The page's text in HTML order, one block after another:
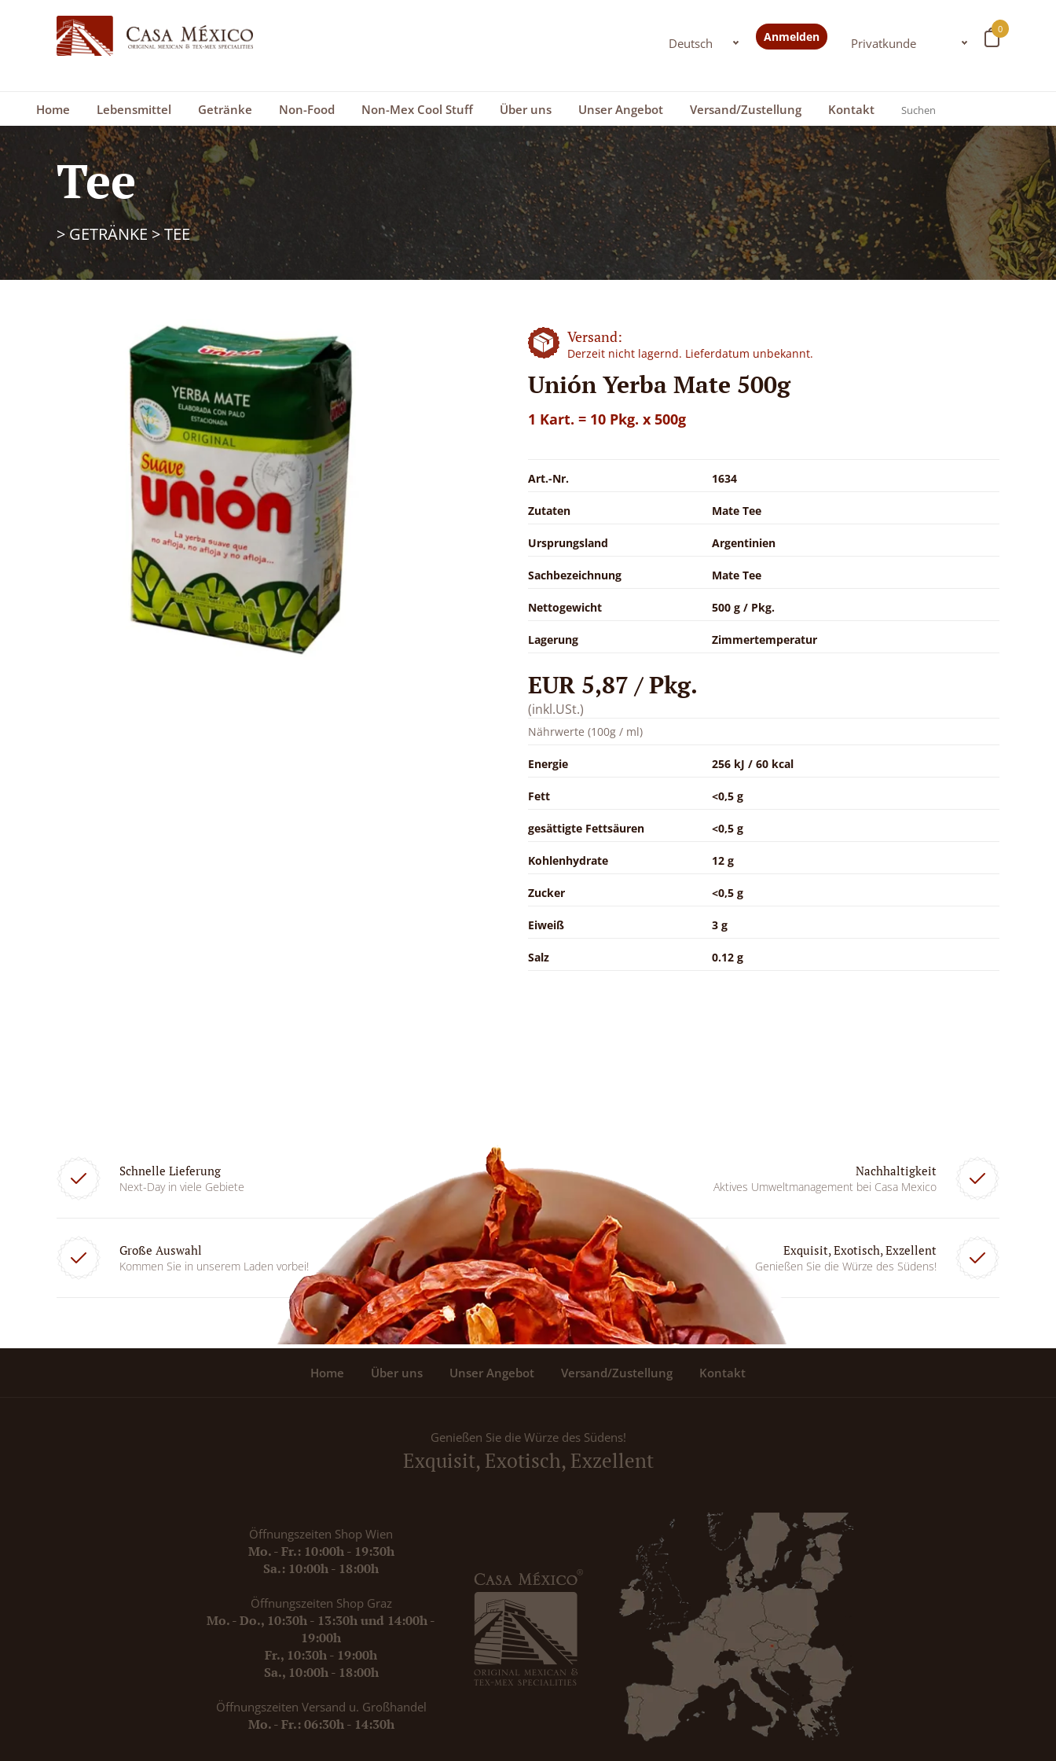
0
Anmelden
Home Lebensmittel Getränke Non-Food Non-Mex Cool Stuff Über uns Unser Angebot Versand/Zustellung Kontakt
Tee
>GETRÄNKE >TEE
Versand:
Derzeit nicht lagernd. Lieferdatum unbekannt.
Unión Yerba Mate 500g
1 Kart. = 10 Pkg. x 500g
Art.-Nr. 1634
Zutaten Mate Tee
Ursprungsland Argentinien
Sachbezeichnung Mate Tee
Nettogewicht 500 g / Pkg.
Lagerung Zimmertemperatur
EUR 5,87 / Pkg.
(inkl.USt.)
Nährwerte (100g / ml)
Energie 256 kJ / 60 kcal
Fett <0,5 g
gesättigte Fettsäuren <0,5 g
Kohlenhydrate 12 g
Zucker <0,5 g
Eiweiß 3 g
Salz 0.12 g
Schnelle Lieferung
Next-Day in viele Gebiete
Nachhaltigkeit
Aktives Umweltmanagement bei Casa Mexico
Große Auswahl
Kommen Sie in unserem Laden vorbei!
Exquisit, Exotisch, Exzellent
Genießen Sie die Würze des Südens!
Home Über uns Unser Angebot Versand/Zustellung Kontakt
Genießen Sie die Würze des Südens!
Exquisit, Exotisch, Exzellent
Öffnungszeiten Shop Wien
Mo. - Fr.: 10:00h - 19:30h
Sa.: 10:00h - 18:00h
Öffnungszeiten Shop Graz
Mo. - Do., 10:30h - 13:30h und 14:00h -
19:00h
Fr., 10:30h - 19:00h
Sa., 10:00h - 18:00h
Öffnungszeiten Versand u. Großhandel
Mo. - Fr.: 06:30h - 14:30h